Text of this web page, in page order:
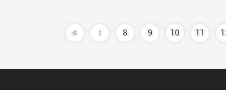
8 9 10 11